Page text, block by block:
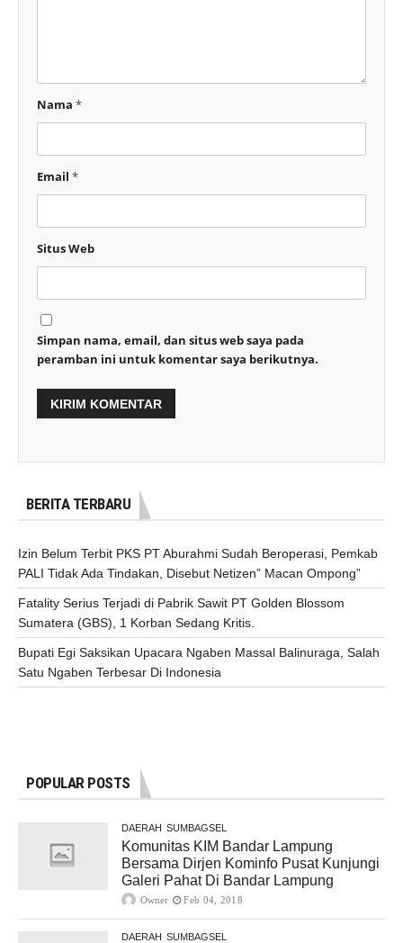
Nama *
Email *
Situs Web
Simpan nama, email, dan situs web saya pada
peramban ini untuk komentar saya berikutnya.
BERITA TERBARU
Izin Belum Terbit PKS PT Aburahmi Sudah Beroperasi, Pemkab
PALI Tidak Ada Tindakan, Disebut Netizen” Macan Ompong”
Fatality Serius Terjadi di Pabrik Sawit PT Golden Blossom
Sumatera (GBS), 1 Korban Sedang Kritis.
Bupati Egi Saksikan Upacara Ngaben Massal Balinuraga, Salah
Satu Ngaben Terbesar Di Indonesia
POPULAR POSTS
DAERAH SUMBAGSEL
Komunitas KIM Bandar Lampung
Bersama Dirjen Kominfo Pusat Kunjungi
Galeri Pahat Di Bandar Lampung
Owner Feb 04, 2018
DAERAH SUMBAGSEL